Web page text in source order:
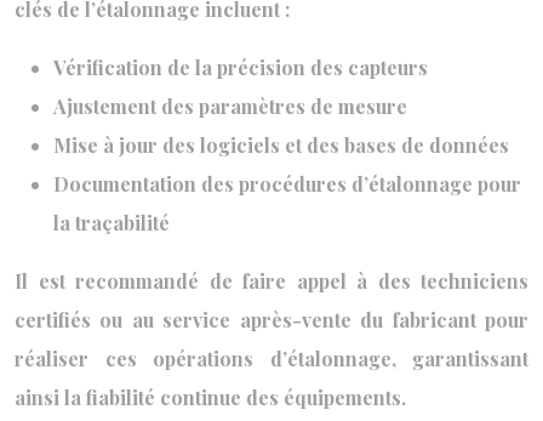
clés de l’étalonnage incluent :
Vérification de la précision des capteurs
Ajustement des paramètres de mesure
Mise à jour des logiciels et des bases de données
Documentation des procédures d’étalonnage pour
la traçabilité
Il est recommandé de faire appel à des techniciens
certifiés ou au service après-vente du fabricant pour
réaliser ces opérations d’étalonnage, garantissant
ainsi la fiabilité continue des équipements.